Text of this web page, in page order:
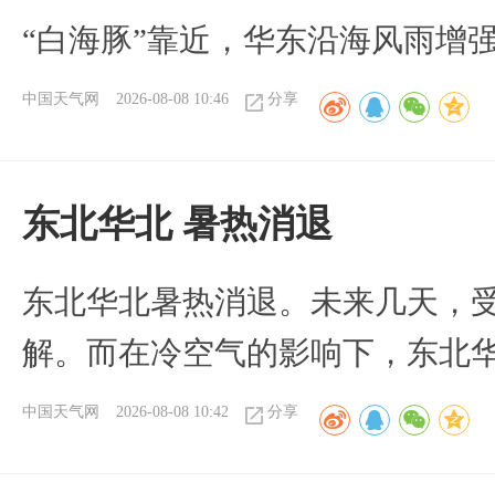
“白海豚”靠近，华东沿海风雨增
中国天气网 2026-08-08 10:46 分享
​东北华北 暑热消退
东北华北暑热消退。未来几天，
解。而在冷空气的影响下，东北
中国天气网 2026-08-08 10:42 分享